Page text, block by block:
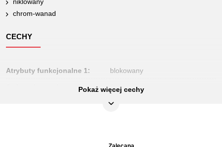
chrom-wanad
CECHY
Atrybuty funkcjonalne 1: blokowany
Jednostka opakowaniowa: 1
szczęki płaskie
Pokaż więcej cechy